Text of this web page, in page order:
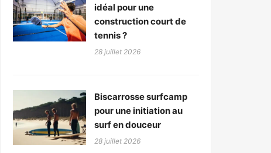
idéal pour une
construction court de
tennis ?
28 juillet 2026
Biscarrosse surfcamp
pour une initiation au
surf en douceur
28 juillet 2026